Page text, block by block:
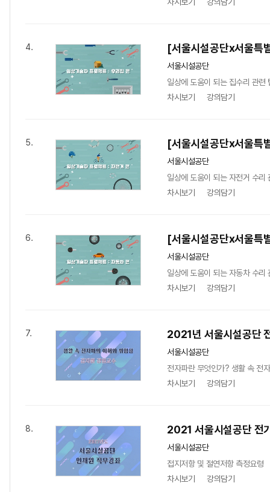
4. [서울시설공단x서울특
서울시설공단
일상에 도움이 되는 집수리 관련
차시보기
강의담기
5. [서울시설공단x서울특
서울시설공단
일상에 도움이 되는 자전거 수리
차시보기
강의담기
6. [서울시설공단x서울특
서울시설공단
일상에 도움이 되는 자동차 수리
차시보기
강의담기
7. 2021년 서울시설공단
서울시설공단
전자파란 무엇인가? 생활 속 전
차시보기
강의담기
8. 2021 서울시설공단 전
서울시설공단
접지저항 및 절연저항 측정요령
차시보기
강의담기